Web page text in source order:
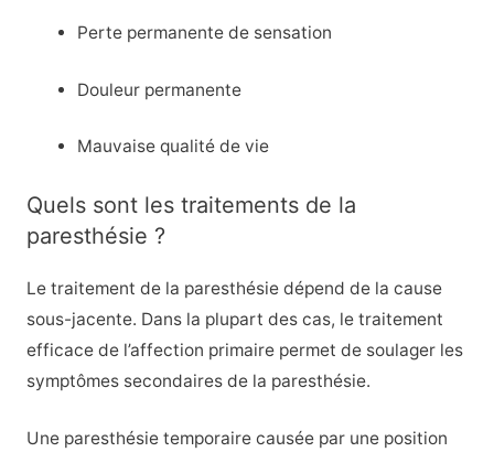
Perte permanente de sensation
Douleur permanente
Mauvaise qualité de vie
Quels sont les traitements de la
paresthésie ?
Le traitement de la paresthésie dépend de la cause
sous-jacente. Dans la plupart des cas, le traitement
efficace de l’affection primaire permet de soulager les
symptômes secondaires de la paresthésie.
Une paresthésie temporaire causée par une position